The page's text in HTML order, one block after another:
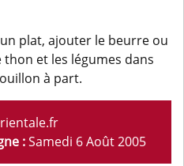
plat, ajouter le beurre ou
et les légumes dans
à part.
:Samedi 6 Août 2005